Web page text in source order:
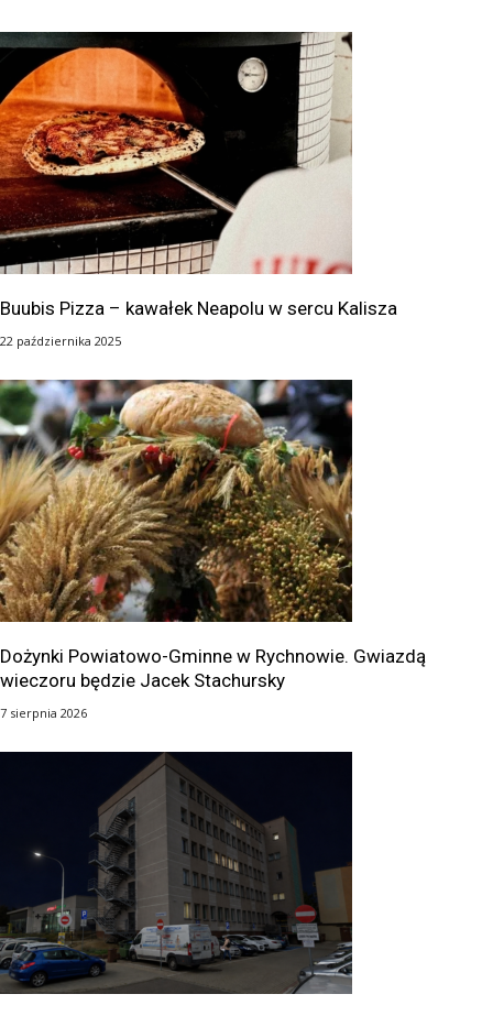
Buubis Pizza – kawałek Neapolu w sercu Kalisza
22 października 2025
Dożynki Powiatowo-Gminne w Rychnowie. Gwiazdą
wieczoru będzie Jacek Stachursky
7 sierpnia 2026